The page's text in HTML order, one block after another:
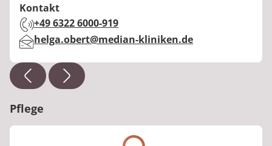
Kontakt
Telefon:
+49 6322 6000-919
E-Mail:helga.obert@median-kliniken.de
Pflege